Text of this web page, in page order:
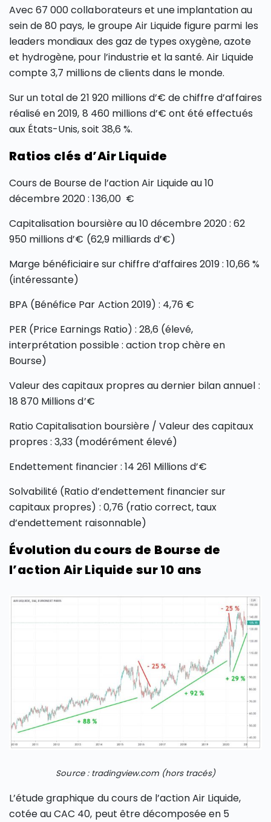
Avec 67 000 collaborateurs et une implantation au
sein de 80 pays, le groupe Air Liquide figure parmi les
leaders mondiaux des gaz de types oxygène, azote
et hydrogène, pour l’industrie et la santé. Air Liquide
compte 3,7 millions de clients dans le monde.
Sur un total de 21 920 millions d’€ de chiffre d’affaires
réalisé en 2019, 8 460 millions d’€ ont été effectués
aux États-Unis, soit 38,6 %.
Ratios clés d’Air Liquide
Cours de Bourse de l’action Air Liquide au 10
décembre 2020 : 136,00 €
Capitalisation boursière au 10 décembre 2020 : 62
950 millions d’€ (62,9 milliards d’€)
Marge bénéficiaire sur chiffre d’affaires 2019 : 10,66 %
(intéressante)
BPA (Bénéfice Par Action 2019) : 4,76 €
PER (Price Earnings Ratio) : 28,6 (élevé,
interprétation possible : action trop chère en
Bourse)
Valeur des capitaux propres au dernier bilan annuel :
18 870 Millions d’€
Ratio Capitalisation boursière / Valeur des capitaux
propres : 3,33 (modérément élevé)
Endettement financier : 14 261 Millions d’€
Solvabilité (Ratio d’endettement financier sur
capitaux propres) : 0,76 (ratio correct, taux
d’endettement raisonnable)
Évolution du cours de Bourse de
l’action Air Liquide sur 10 ans
Source : tradingview.com (hors tracés)
L’étude graphique du cours de l’action Air Liquide,
cotée au CAC 40, peut être décomposée en 5